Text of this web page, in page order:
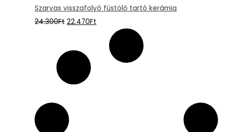
Szarvas visszafolyó füstölő tartó kerámia
24.300Ft 22.470Ft